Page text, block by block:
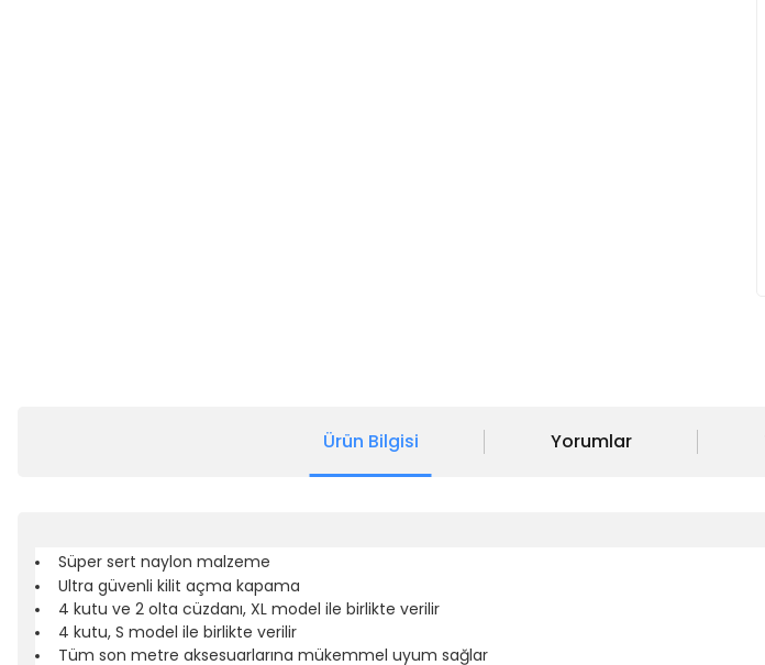
Ürün Bilgisi Yorumlar
Süper sert naylon malzeme
Ultra güvenli kilit açma kapama
4 kutu ve 2 olta cüzdanı, XL model ile birlikte verilir
4 kutu, S model ile birlikte verilir
Tüm son metre aksesuarlarına mükemmel uyum sağlar